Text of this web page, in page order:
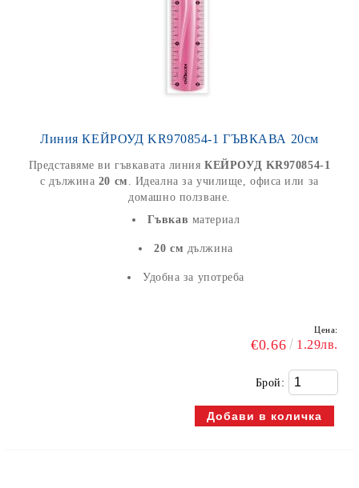
Линия КЕЙРОУД KR970854-1 ГЪВКАВА 20см
Представяме ви гъвкавата линияКЕЙРОУД KR970854-1
с дължина 20 см . Идеална за училище, офиса или за
домашно ползване.
Гъвкав материал
20 см дължина
Удобна за употреба
Цена:
€0.66 1.29лв.
Брой: